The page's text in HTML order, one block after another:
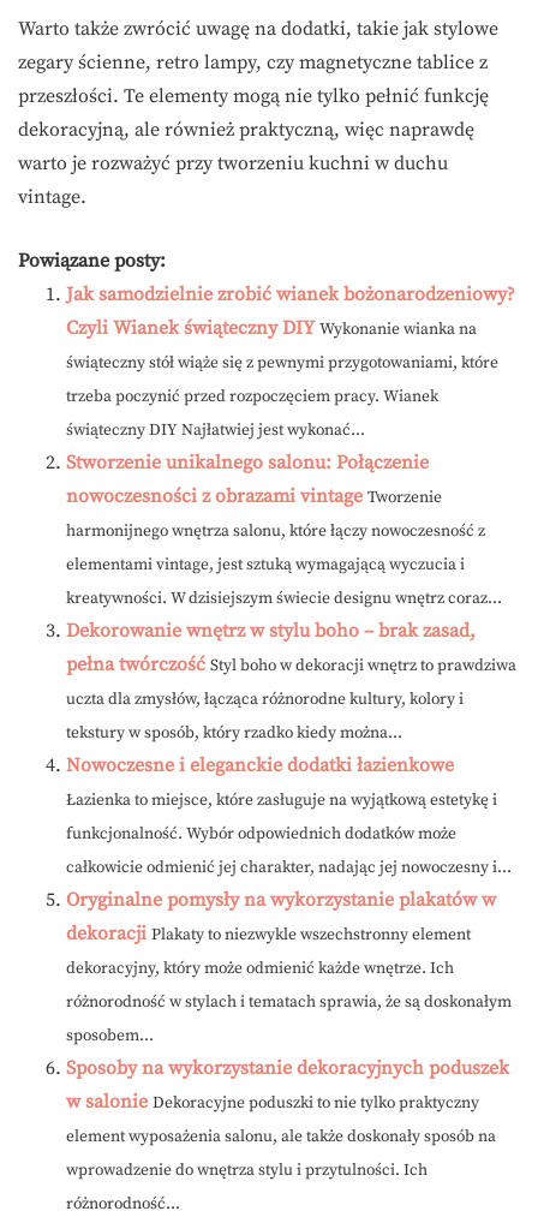
Warto także zwrócić uwagę na dodatki, takie jak stylowe
zegary ścienne, retro lampy, czy magnetyczne tablice z
przeszłości. Te elementy mogą nie tylko pełnić funkcję
dekoracyjną, ale również praktyczną, więc naprawdę
warto je rozważyć przy tworzeniu kuchni w duchu
vintage.
Powiązane posty:
Jak samodzielnie zrobić wianek bożonarodzeniowy?
Czyli Wianek świąteczny DIY Wykonanie wianka na
świąteczny stół wiąże się z pewnymi przygotowaniami, które
trzeba poczynić przed rozpoczęciem pracy. Wianek
świąteczny DIY Najłatwiej jest wykonać...
Stworzenie unikalnego salonu: Połączenie
nowoczesności z obrazami vintage Tworzenie
harmonijnego wnętrza salonu, które łączy nowoczesność z
elementami vintage, jest sztuką wymagającą wyczucia i
kreatywności. W dzisiejszym świecie designu wnętrz coraz...
Dekorowanie wnętrz w stylu boho – brak zasad,
pełna twórczość Styl boho w dekoracji wnętrz to prawdziwa
uczta dla zmysłów, łącząca różnorodne kultury, kolory i
tekstury w sposób, który rzadko kiedy można...
Nowoczesne i eleganckie dodatki łazienkowe
Łazienka to miejsce, które zasługuje na wyjątkową estetykę i
funkcjonalność. Wybór odpowiednich dodatków może
całkowicie odmienić jej charakter, nadając jej nowoczesny i...
Oryginalne pomysły na wykorzystanie plakatów w
dekoracji Plakaty to niezwykle wszechstronny element
dekoracyjny, który może odmienić każde wnętrze. Ich
różnorodność w stylach i tematach sprawia, że są doskonałym
sposobem...
Sposoby na wykorzystanie dekoracyjnych poduszek
w salonie Dekoracyjne poduszki to nie tylko praktyczny
element wyposażenia salonu, ale także doskonały sposób na
wprowadzenie do wnętrza stylu i przytulności. Ich
różnorodność...